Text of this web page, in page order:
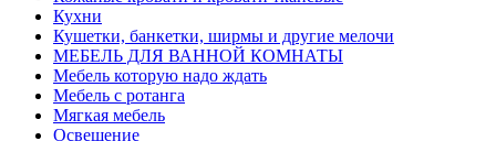
Кухни
Кушетки, банкетки, ширмы и другие мелочи
МЕБЕЛЬ ДЛЯ ВАННОЙ КОМНАТЫ
Мебель которую надо ждать
Мебель с ротанга
Мягкая мебель
Освещение